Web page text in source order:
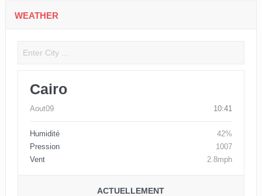
WEATHER
Cairo
Aout09 10:41
Humidité
42%
Pression
1007
Vent
2.8mph
ACTUELLEMENT